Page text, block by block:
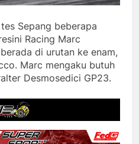
Sepang beberapa
Racing Marc
di urutan ke enam,
Marc mengaku butuh
Desmosedici GP23.